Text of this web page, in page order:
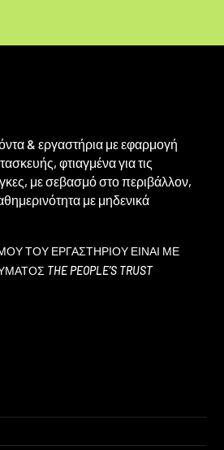
& εργαστήρια με εφαρμογή
φτιαγμένα για τις
με σεβασμό στο περιβάλλον,
με μηδενικά
ΤΟΥ ΕΡΓΑΣΤΗΡΙΟΥ ΕΙΝΑΙ ΜΕ
THE PEOPLE’S TRUST